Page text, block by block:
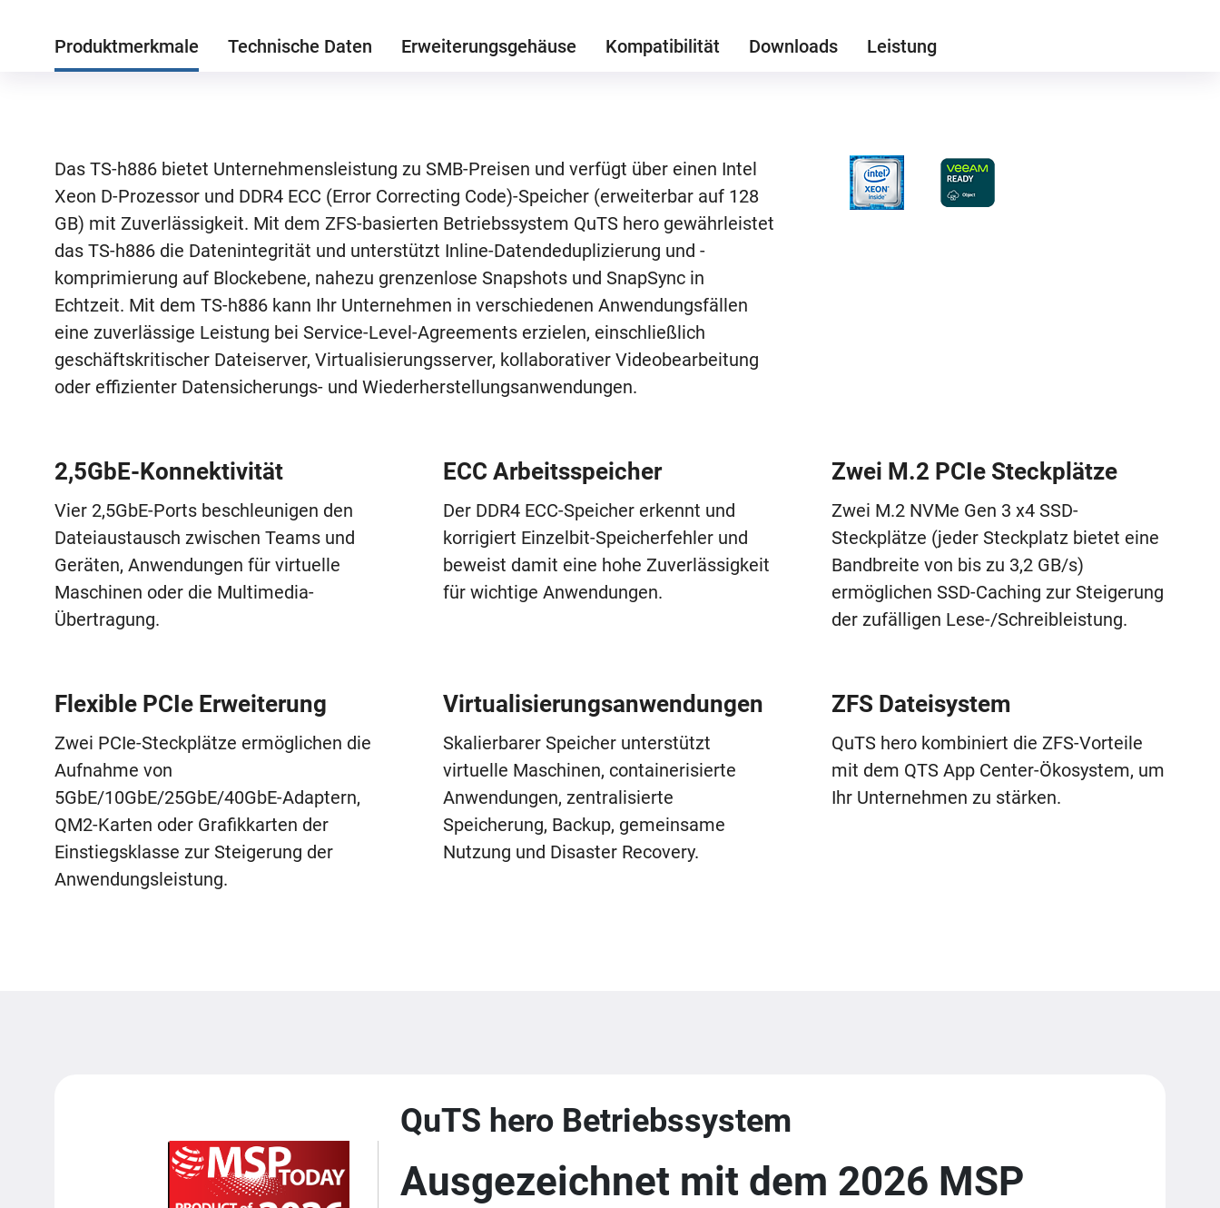
Produktmerkmale Technische Daten Erweiterungsgehäuse Kompatibilität Downloads Leistung
Das TS-h886 bietet Unternehmensleistung zu SMB-Preisen und verfügt über einen Intel
Xeon D-Prozessor und DDR4 ECC (Error Correcting Code)-Speicher (erweiterbar auf 128
GB) mit Zuverlässigkeit. Mit dem ZFS-basierten Betriebssystem QuTS hero gewährleistet
das TS-h886 die Datenintegrität und unterstützt Inline-Datendeduplizierung und -
komprimierung auf Blockebene, nahezu grenzenlose Snapshots und SnapSync in
Echtzeit. Mit dem TS-h886 kann Ihr Unternehmen in verschiedenen Anwendungsfällen
eine zuverlässige Leistung bei Service-Level-Agreements erzielen, einschließlich
geschäftskritischer Dateiserver, Virtualisierungsserver, kollaborativer Videobearbeitung
oder effizienter Datensicherungs- und Wiederherstellungsanwendungen.
2,5GbE-Konnektivität
Vier 2,5GbE-Ports beschleunigen den
Dateiaustausch zwischen Teams und
Geräten, Anwendungen für virtuelle
Maschinen oder die Multimedia-
Übertragung.
ECC Arbeitsspeicher
Der DDR4 ECC-Speicher erkennt und
korrigiert Einzelbit-Speicherfehler und
beweist damit eine hohe Zuverlässigkeit
für wichtige Anwendungen.
Zwei M.2 PCIe Steckplätze
Zwei M.2 NVMe Gen 3 x4 SSD-
Steckplätze (jeder Steckplatz bietet eine
Bandbreite von bis zu 3,2 GB/s)
ermöglichen SSD-Caching zur Steigerung
der zufälligen Lese-/Schreibleistung.
Flexible PCIe Erweiterung
Zwei PCIe-Steckplätze ermöglichen die
Aufnahme von
5GbE/10GbE/25GbE/40GbE-Adaptern,
QM2-Karten oder Grafikkarten der
Einstiegsklasse zur Steigerung der
Anwendungsleistung.
Virtualisierungsanwendungen
Skalierbarer Speicher unterstützt
virtuelle Maschinen, containerisierte
Anwendungen, zentralisierte
Speicherung, Backup, gemeinsame
Nutzung und Disaster Recovery.
ZFS Dateisystem
QuTS hero kombiniert die ZFS-Vorteile
mit dem QTS App Center-Ökosystem, um
Ihr Unternehmen zu stärken.
QuTS hero Betriebssystem
Ausgezeichnet mit dem 2026 MSP